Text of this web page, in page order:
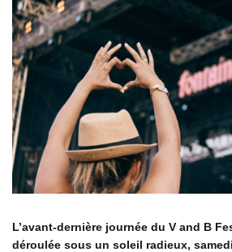
L’avant-dernière journée du V and B
déroulée sous un soleil radieux,